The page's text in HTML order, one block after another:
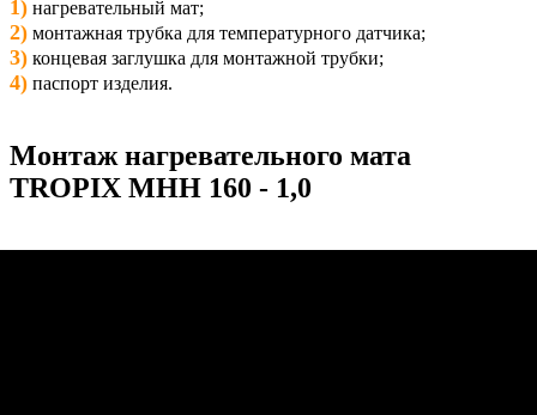
1) нагревательный мат;
2) монтажная трубка для температурного датчика;
3) концевая заглушка для монтажной трубки;
4) паспорт изделия.
Монтаж нагревательного мата
TROPIX МНН 160 - 1,0